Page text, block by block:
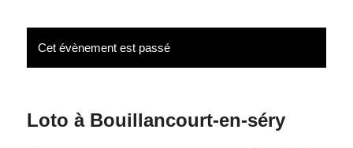
Cet évènement est passé
Loto à Bouillancourt-en-séry